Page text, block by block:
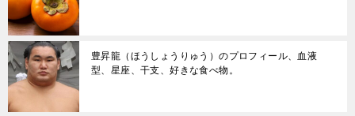
豊昇龍（ほうしょうりゅう）のプロフィール、血液
型、星座、干支、好きな食べ物。